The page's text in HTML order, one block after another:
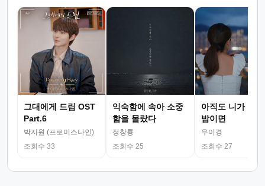
그대에게 드림 OST
Part.6
박지원 (프로미스나인)
조회수 33
익숙함에 속아 소중
함을 몰랐다
정창룡
조회수 25
아직도 니가 그
밤이면
우이경
조회수 27